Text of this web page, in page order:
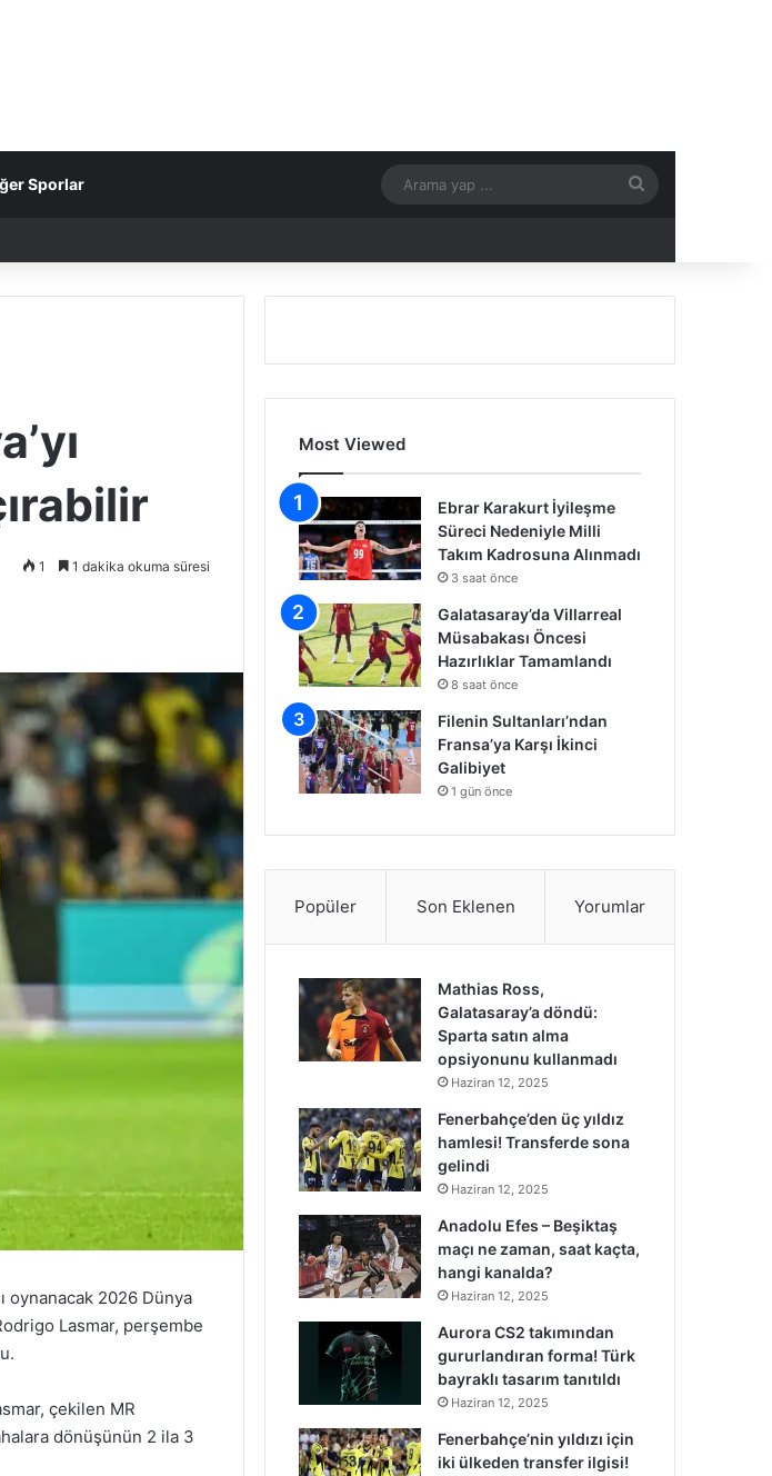
Sporlar
...
1 1 dakika okuma süresi
oynanacak 2026 Dünya
Lasmar, perşembe
çekilen MR
dönüşünün 2 ila 3
Most Viewed
Ebrar Karakurt İyileşme
Süreci Nedeniyle Milli
Takım Kadrosuna Alınmadı
3 saat önce
Galatasaray’da Villarreal
Müsabakası Öncesi
Hazırlıklar Tamamlandı
8 saat önce
Filenin Sultanları’ndan
Fransa’ya Karşı İkinci
Galibiyet
1 gün önce
Popüler Son Eklenen Yorumlar
Mathias Ross,
Galatasaray’a döndü:
Sparta satın alma
opsiyonunu kullanmadı
Haziran 12, 2025
Fenerbahçe’den üç yıldız
hamlesi! Transferde sona
gelindi
Haziran 12, 2025
Anadolu Efes – Beşiktaş
maçı ne zaman, saat kaçta,
hangi kanalda?
Haziran 12, 2025
Aurora CS2 takımından
gururlandıran forma! Türk
bayraklı tasarım tanıtıldı
Haziran 12, 2025
Fenerbahçe’nin yıldızı için
iki ülkeden transfer ilgisi!